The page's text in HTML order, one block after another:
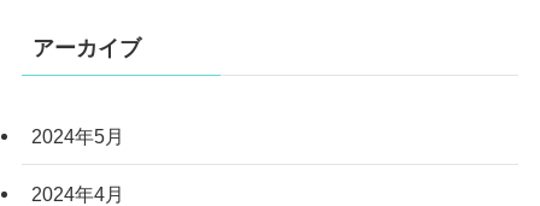
リ
ー
アーカイブ
2024年5月
2024年4月